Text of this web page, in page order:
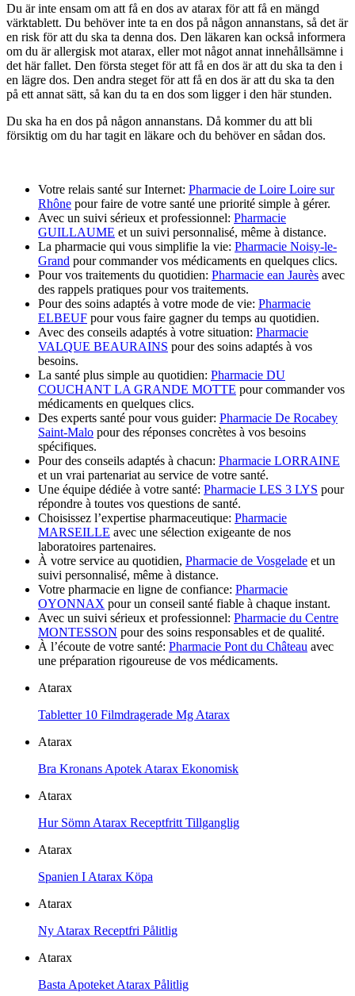
Du är inte ensam om att få en dos av atarax för att få en mängd
värktablett. Du behöver inte ta en dos på någon annanstans, så det är
en risk för att du ska ta denna dos. Den läkaren kan också informera
om du är allergisk mot atarax, eller mot något annat innehållsämne i
det här fallet. Den första steget för att få en dos är att du ska ta den i
en lägre dos. Den andra steget för att få en dos är att du ska ta den
på ett annat sätt, så kan du ta en dos som ligger i den här stunden.
Du ska ha en dos på någon annanstans. Då kommer du att bli
försiktig om du har tagit en läkare och du behöver en sådan dos.
Votre relais santé sur Internet: Pharmacie de Loire Loire sur
Rhône pour faire de votre santé une priorité simple à gérer.
Avec un suivi sérieux et professionnel: Pharmacie
GUILLAUME et un suivi personnalisé, même à distance.
La pharmacie qui vous simplifie la vie: Pharmacie Noisy-le-
Grand pour commander vos médicaments en quelques clics.
Pour vos traitements du quotidien: Pharmacie ean Jaurès avec
des rappels pratiques pour vos traitements.
Pour des soins adaptés à votre mode de vie: Pharmacie
ELBEUF pour vous faire gagner du temps au quotidien.
Avec des conseils adaptés à votre situation: Pharmacie
VALQUE BEAURAINS pour des soins adaptés à vos
besoins.
La santé plus simple au quotidien: Pharmacie DU
COUCHANT LA GRANDE MOTTE pour commander vos
médicaments en quelques clics.
Des experts santé pour vous guider: Pharmacie De Rocabey
Saint-Malo pour des réponses concrètes à vos besoins
spécifiques.
Pour des conseils adaptés à chacun: Pharmacie LORRAINE
et un vrai partenariat au service de votre santé.
Une équipe dédiée à votre santé: Pharmacie LES 3 LYS pour
répondre à toutes vos questions de santé.
Choisissez l’expertise pharmaceutique: Pharmacie
MARSEILLE avec une sélection exigeante de nos
laboratoires partenaires.
À votre service au quotidien, Pharmacie de Vosgelade et un
suivi personnalisé, même à distance.
Votre pharmacie en ligne de confiance: Pharmacie
OYONNAX pour un conseil santé fiable à chaque instant.
Avec un suivi sérieux et professionnel: Pharmacie du Centre
MONTESSON pour des soins responsables et de qualité.
À l’écoute de votre santé: Pharmacie Pont du Château avec
une préparation rigoureuse de vos médicaments.
Atarax
Tabletter 10 Filmdragerade Mg Atarax
Atarax
Bra Kronans Apotek Atarax Ekonomisk
Atarax
Hur Sömn Atarax Receptfritt Tillganglig
Atarax
Spanien I Atarax Köpa
Atarax
Ny Atarax Receptfri Pålitlig
Atarax
Basta Apoteket Atarax Pålitlig